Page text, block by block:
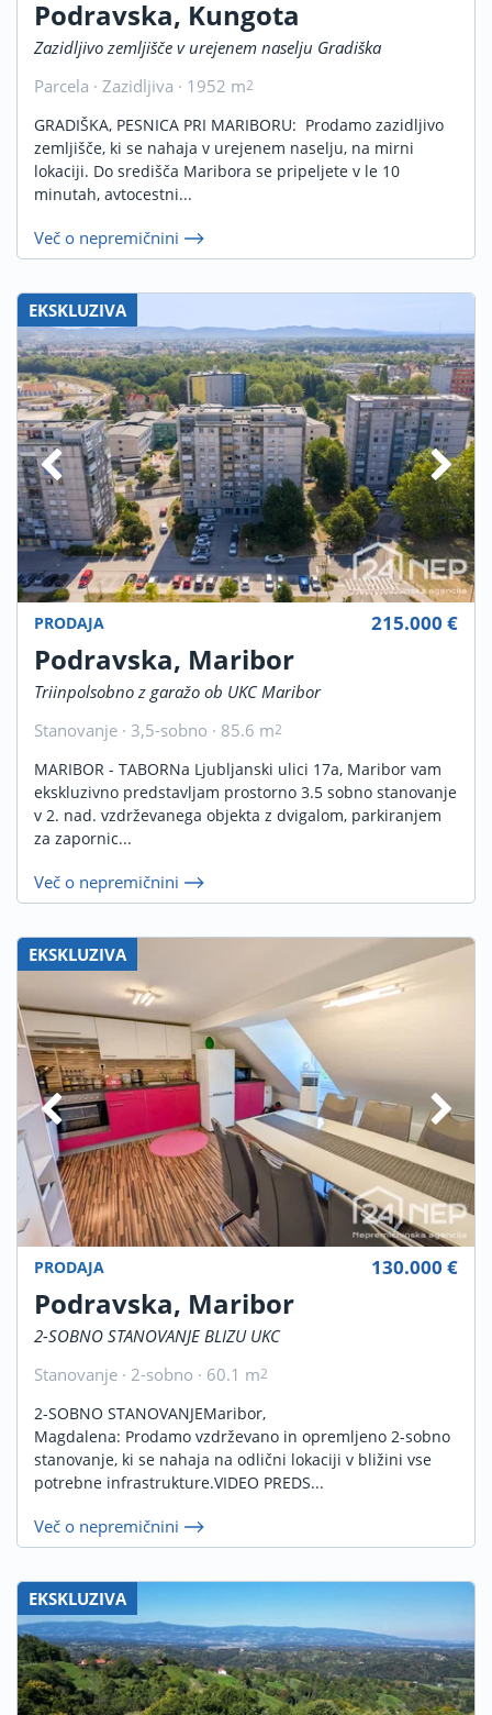
Podravska, Kungota
Zazidljivo zemljišče v urejenem naselju Gradiška
Parcela · Zazidljiva · 1952 m2
GRADIŠKA, PESNICA PRI MARIBORU: Prodamo zazidljivo
zemljišče, ki se nahaja v urejenem naselju, na mirni
lokaciji. Do središča Maribora se pripeljete v le 10
minutah, avtocestni...
Več o nepremičnini
EKSKLUZIVA
PRODAJA
Podravska, Maribor
Triinpolsobno z garažo ob UKC Maribor
Stanovanje · 3,5-sobno · 85.6 m2
215.000 €
MARIBOR - TABORNa Ljubljanski ulici 17a, Maribor vam
ekskluzivno predstavljam prostorno 3.5 sobno stanovanje
v 2. nad. vzdrževanega objekta z dvigalom, parkiranjem
za zapornic...
Več o nepremičnini
EKSKLUZIVA
PRODAJA
Podravska, Maribor
2-SOBNO STANOVANJE BLIZU UKC
Stanovanje · 2-sobno · 60.1 m2
130.000 €
2-SOBNO STANOVANJEMaribor,
Magdalena: Prodamo vzdrževano in opremljeno 2-sobno
stanovanje, ki se nahaja na odlični lokaciji v bližini vse
potrebne infrastrukture.VIDEO PREDS...
Več o nepremičnini
EKSKLUZIVA